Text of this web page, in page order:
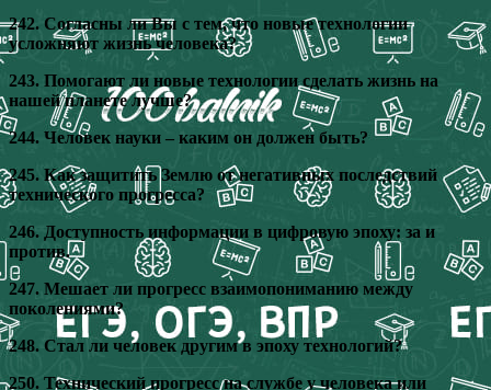
242. Согласны ли Вы с тем, что новые технологии
усложняют жизнь человека?
243. Помогают ли новые технологии сделать жизнь на
нашей планете лучше?
244. Человек науки – каким он должен быть?
245. Как защитить Землю от негативных последствий
технического прогресса?
246. Доступность информации в цифровую эпоху: за и
против.
247. Мешает ли прогресс взаимопониманию между
поколениями?
248. Стал ли человек другим в эпоху технологий?
250. Технический прогресс на службе у человека или